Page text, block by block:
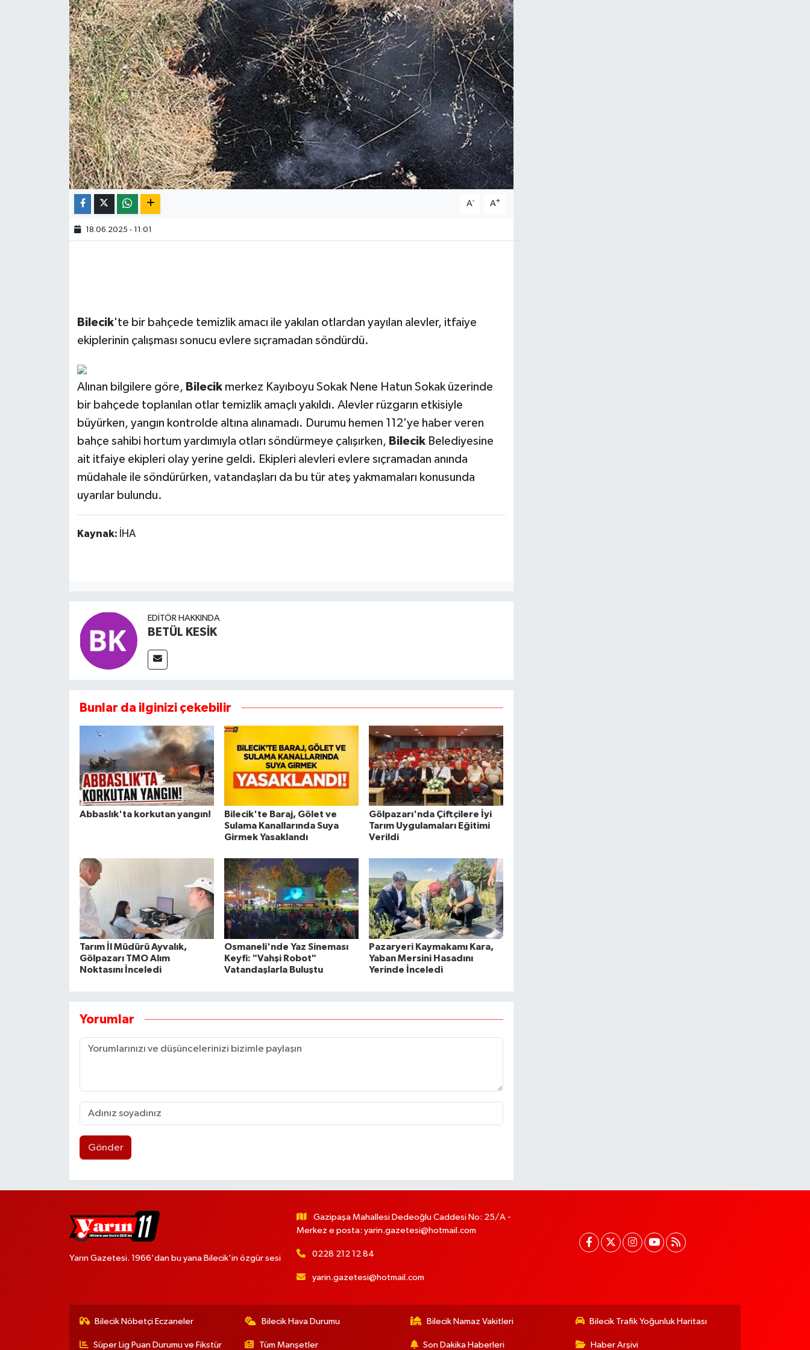
A- A+
18.06.2025 - 11:01
Bilecik'te bir bahçede temizlik amacı ile yakılan otlardan yayılan alevler, itfaiye
ekiplerinin çalışması sonucu evlere sıçramadan söndürdü.
Alınan bilgilere göre, Bilecikmerkez Kayıboyu Sokak Nene Hatun Sokak üzerinde
bir bahçede toplanılan otlar temizlik amaçlı yakıldı. Alevler rüzgarın etkisiyle
büyürken, yangın kontrolde altına alınamadı. Durumu hemen 112'ye haber veren
bahçe sahibi hortum yardımıyla otları söndürmeye çalışırken, BilecikBelediyesine
ait itfaiye ekipleri olay yerine geldi. Ekipleri alevleri evlere sıçramadan anında
müdahale ile söndürürken, vatandaşları da bu tür ateş yakmamaları konusunda
uyarılar bulundu.
Kaynak: İHA
EDITÖR HAKKINDA
BETÜL KESİK
Bunlar da ilginizi çekebilir
Abbaslık'ta korkutan yangın!
Bilecik'te Baraj, Gölet ve
Sulama Kanallarında Suya
Girmek Yasaklandı
Gölpazarı'nda Çiftçilere İyi
Tarım Uygulamaları Eğitimi
Verildi
Tarım İl Müdürü Ayvalık,
Gölpazarı TMO Alım
Noktasını İnceledi
Osmaneli'nde Yaz Sineması
Keyfi: "Vahşi Robot"
Vatandaşlarla Buluştu
Pazaryeri Kaymakamı Kara,
Yaban Mersini Hasadını
Yerinde İnceledi
Yorumlar
Gönder
Yarın Gazetesi. 1966'dan bu yana Bilecik'in özgür sesi
Gazipaşa Mahallesi Dedeoğlu Caddesi No: 25/A -
Merkez e posta: yarin.gazetesi@hotmail.com
0228 212 12 84
yarin.gazetesi@hotmail.com
Bilecik Nöbetçi Eczaneler Bilecik Hava Durumu Bilecik Namaz Vakitleri Bilecik Trafik Yoğunluk Haritası
Süper Lig Puan Durumu ve Fikstür Tüm Manşetler Son Dakika Haberleri Haber Arşivi